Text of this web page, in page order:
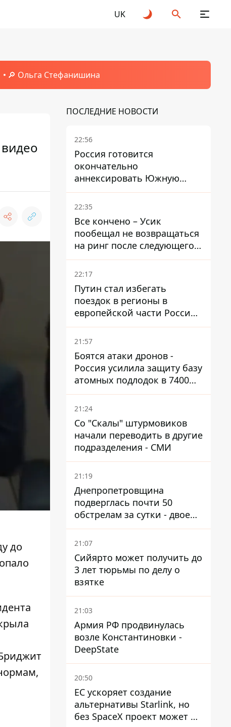
UK
🔎 Ольга Стефанишина
до
ПОСЛЕДНИЕ НОВОСТИ
22:56
Россия готовится
окончательно
аннексировать Южную
Осетию – страны НАТО
обеспокоены
22:35
Все кончено – Усик
пообещал не возвращаться
на ринг после следующего
боя
22:17
Путин стал избегать
поездок в регионы в
европейской части России,
куда регулярно долетают
дроны
21:57
Боятся атаки дронов -
Россия усилила защиту базу
атомных подлодок в 7400
км от Украины
21:24
Со "Скалы" штурмовиков
начали переводить в другие
подразделения - СМИ
21:19
Днепропетровщина
подверглась почти 50
обстрелам за сутки - двое
погибших, шесть
пострадавших
21:07
Сийярто может получить до
3 лет тюрьмы по делу о
взятке
21:03
Армия РФ продвинулась
возле Константиновки -
DeepState
20:50
ЕС ускоряет создание
альтернативы Starlink, но
без SpaceX проект может не